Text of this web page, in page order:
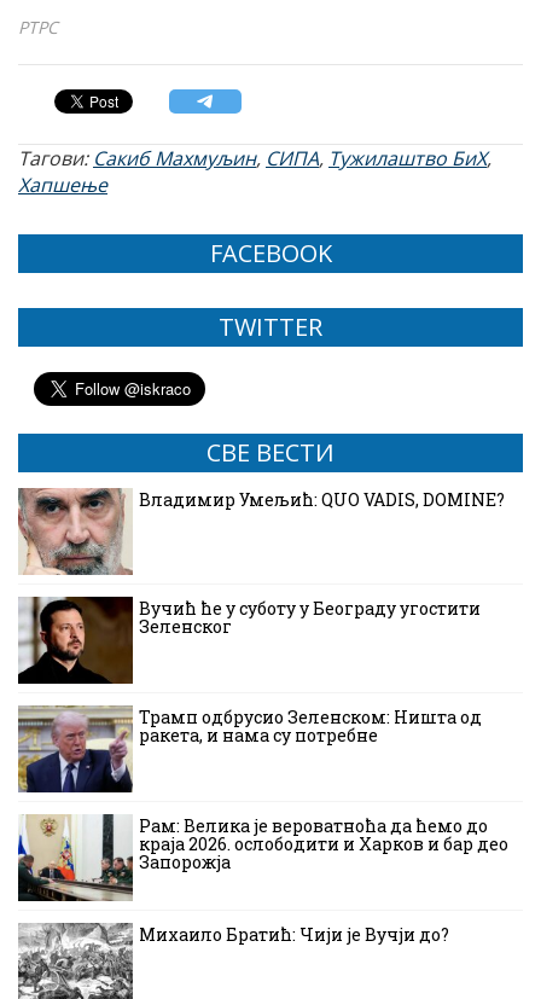
РТРС
Тагови: Сакиб Махмуљин, СИПА, Тужилаштво БиХ,
Хапшење
FACEBOOK
TWITTER
СВЕ ВЕСТИ
Владимир Умељић: QUO VADIS, DOMINE?
Вучић ће у суботу у Београду угостити
Зеленског
Трамп одбрусио Зеленском: Ништа од
ракета, и нама су потребне
Рам: Велика је вероватноћа да ћемо до
краја 2026. ослободити и Харков и бар део
Запорожја
Михаило Братић: Чији је Вучји до?